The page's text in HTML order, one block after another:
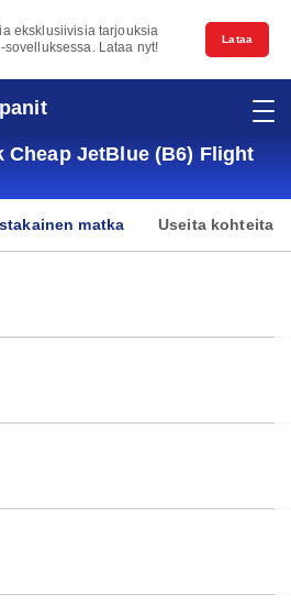
eksklusiivisia tarjouksia
sovelluksessa. Lataa nyt!
Lataa
Cheap JetBlue (B6) Flight
matka Useita kohteita